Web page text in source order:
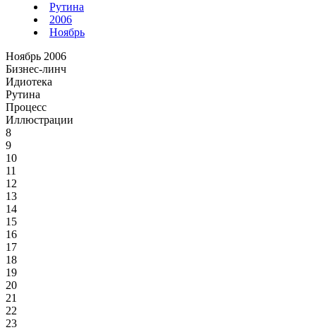
Рутина
2006
Ноябрь
Ноябрь 2006
Бизнес-линч
Идиотека
Рутина
Процесс
Иллюстрации
8
9
10
11
12
13
14
15
16
17
18
19
20
21
22
23